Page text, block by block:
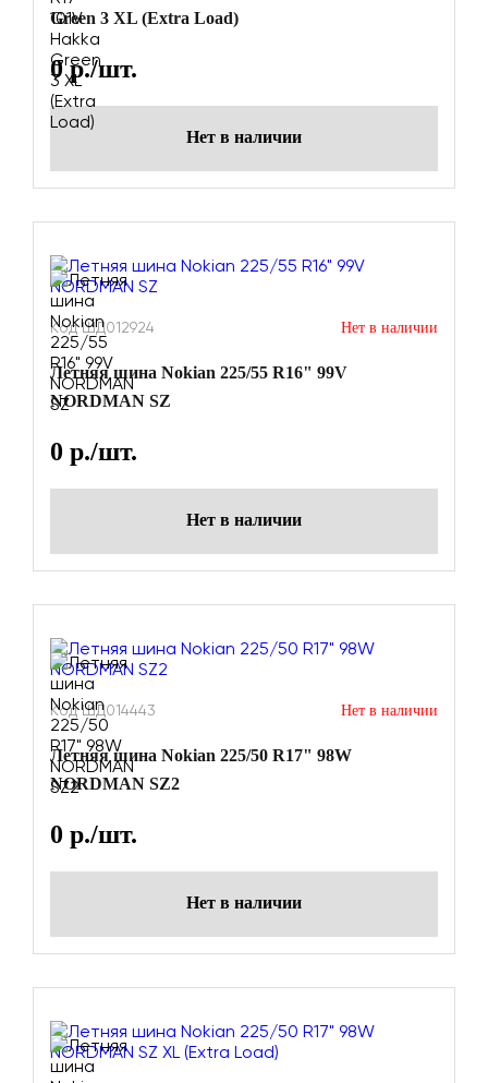
Green 3 XL (Extra Load)
0р./шт.
Нет в наличии
Код ШД012924 Нет в наличии
Летняя шина Nokian 225/55 R16" 99V
NORDMAN SZ
0 р./шт.
Нет в наличии
Код ШД014443 Нет в наличии
Летняя шина Nokian 225/50 R17" 98W
NORDMAN SZ2
0 р./шт.
Нет в наличии